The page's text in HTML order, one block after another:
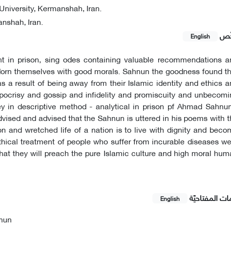
Kermanshah, Iran.
Iran.
English
prison, sing odes containing valuable recommendations
themselves with good morals. Sahnun the goodness found
a result of being away from their Islamic identity and ethics
and gossip and infidelity and promiscuity and
in descriptive method - analytical in prison pf Ahmad
and advised that the Sahnun is uttered in his poems with
and wretched life of a nation is to live with dignity and
treatment of people who suffer from incurable diseases
they will preach the pure Islamic culture and high moral
المفتاحيّة English